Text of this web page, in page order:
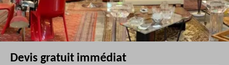
Devis gratuit immédiat